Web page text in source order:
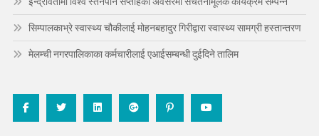
सिम्पालकाभ्रे स्वास्थ्य चौकीलाई मोहनबहादुर गिरीद्वारा स्वास्थ्य सामग्री हस्तान्तरण
मेलम्ची नगरपालिकाका कर्मचारीलाई एआईसम्बन्धी दुईदिने तालिम